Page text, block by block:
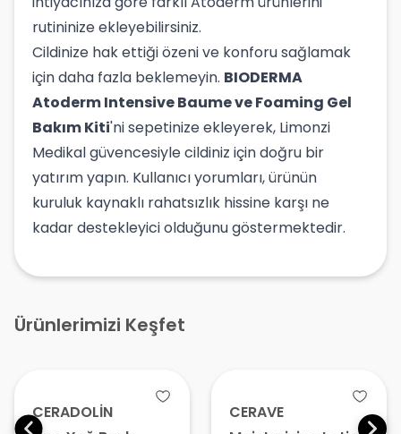
rutininize ekleyebilirsiniz.
Cildinize hak ettiği özeni ve konforu sağlamak
için daha fazla beklemeyin. BIODERMA
Atoderm Intensive Baume ve Foaming Gel
Bakım Kiti'ni sepetinize ekleyerek, Limonzi
Medikal güvencesiyle cildiniz için doğru bir
yatırım yapın. Kullanıcı yorumları, ürünün
kuruluk kaynaklı rahatsızlık hissine karşı ne
kadar destekleyici olduğunu göstermektedir.
Ürünlerimizi Keşfet
CERADOLİN
CERAVE